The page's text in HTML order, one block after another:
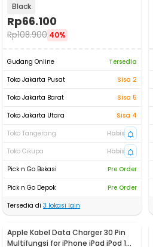
Black
Rp66.100
Rp108.900 40%
Gudang Online
Tersedia
Toko Jakarta Pusat
Sisa 2
Toko Jakarta Barat
Sisa 5
Toko Jakarta Utara
Sisa 4
Toko Tangerang
Habis
Toko Cikupa
Habis
Pick n Go Bekasi
Pre Order
Pick n Go Depok
Pre Order
Tersedia di 3 lokasi lain
Apple Kabel Data Charger 30 Pin
Multifungsi for iPhone iPad iPod 1M